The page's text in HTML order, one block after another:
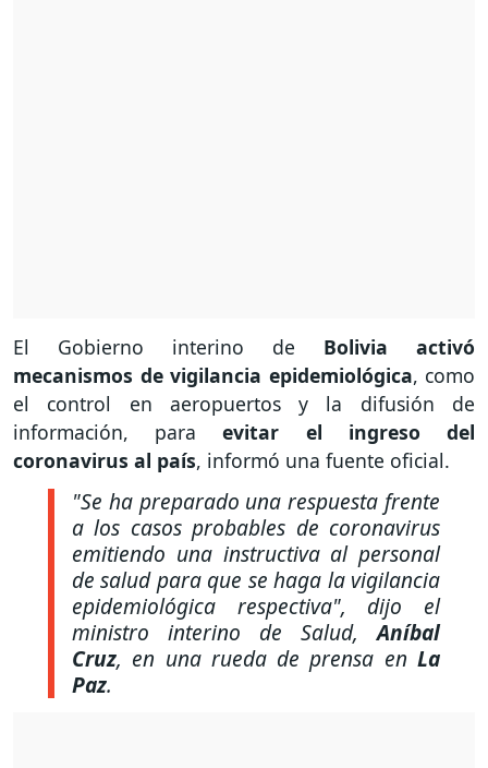
El Gobierno interino de Bolivia activó
mecanismos de vigilancia epidemiológica, como
el control en aeropuertos y la difusión de
información, para evitar el ingreso del
coronavirus al país, informó una fuente oficial.
"Se ha preparado una respuesta frente
a los casos probables de coronavirus
emitiendo una instructiva al personal
de salud para que se haga la vigilancia
epidemiológica respectiva", dijo el
ministro interino de Salud,Aníbal
Cruz, en una rueda de prensa en La
Paz.